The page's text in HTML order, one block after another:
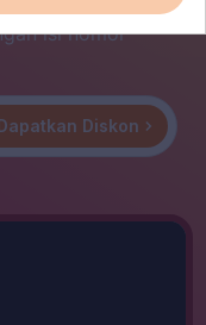
isi nomor
Diskon